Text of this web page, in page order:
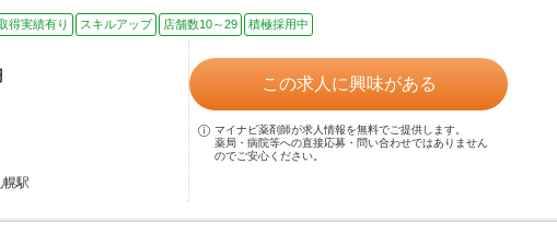
得実績有り スキルアップ 店舗数10～29 積極採用中
幌駅
この求人に興味がある
マイナビ薬剤師が求人情報を無料でご提供します。
薬局・病院等への直接応募・問い合わせではありません
のでご安心ください。